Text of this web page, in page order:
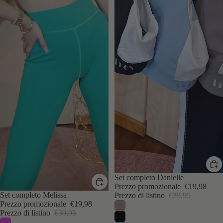
IN SCONTO
Set completo Melissa
Prezzo promozionale €19,98
Prezzo di listino €39,95
IN SCONTO
Set completo Danielle
Prezzo promozionale €19,98
Prezzo di listino €39,95